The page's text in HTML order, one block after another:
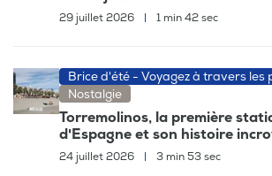
29 juillet 2026 | 1 min 42 sec
Brice d'été - Voyagez à travers les
Nostalgie
Torremolinos, la première
d'Espagne et son histoire
24 juillet 2026 3 min 53 sec